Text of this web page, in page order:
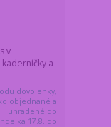
v
a
dovolenky,
objednané a
uhradené do
17.8. do